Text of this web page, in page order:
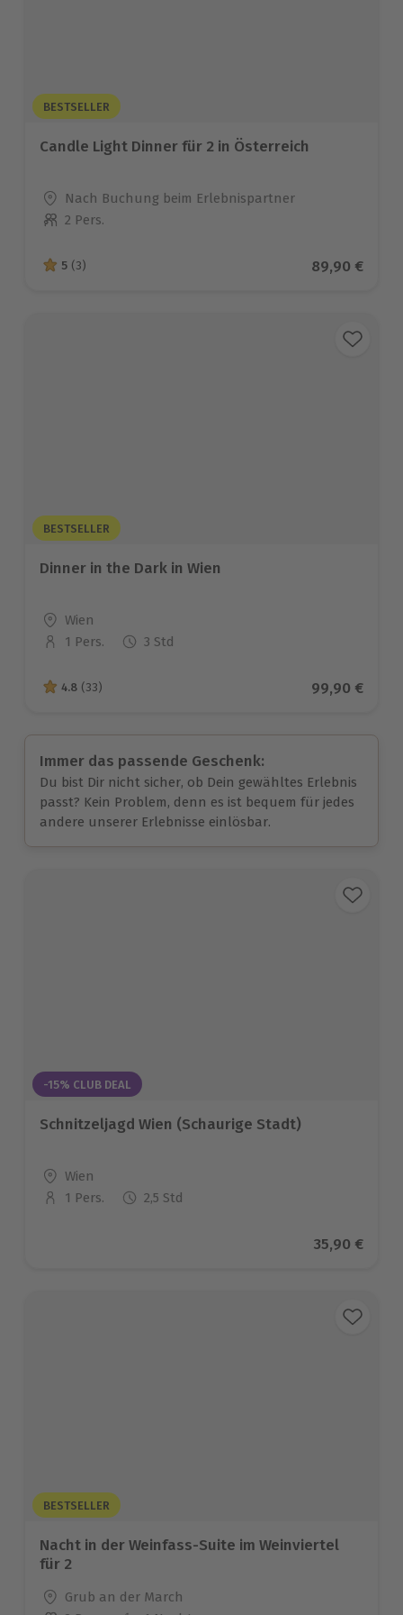
BESTSELLER
Candle Light Dinner für 2 in Österreich
Standort
Nach Buchung beim Erlebnispartner
Anzahl der Teilnehmer
2 Pers.
5 von 5 Sternen basierend auf 3 Bewertungen
5 (3) Aktueller
89,90 €
BESTSELLER
Dinner in the Dark in Wien
Standort
Wien
Anzahl der Teilnehmer
1 Pers. 3 Std
4.8 von 5 Sternen basierend auf 33 Bewertungen
4.8 (33) Aktueller
99,90 €
Immer das passende Geschenk:
Du bist Dir nicht sicher, ob Dein gewähltes Erlebnis
passt? Kein Problem, denn es ist bequem für jedes
andere unserer Erlebnisse einlösbar.
-15% CLUB DEAL
Schnitzeljagd Wien (Schaurige Stadt)
Standort
Wien
Anzahl der Teilnehmer
1 Pers. 2,5 Std
Aktueller
35,90 €
BESTSELLER
Nacht in der Weinfass-Suite im Weinviertel
für 2
Standort
Grub an der March